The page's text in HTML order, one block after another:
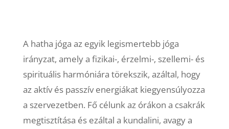
A hatha jóga az egyik legismertebb jóga
irányzat, amely a fizikai-, érzelmi-, szellemi- és
spirituális harmóniára törekszik, azáltal, hogy
az aktív és passzív energiákat kiegyensúlyozza
a szervezetben. Fő célunk az órákon a csakrák
megtisztítása és ezáltal a kundalini, avagy a